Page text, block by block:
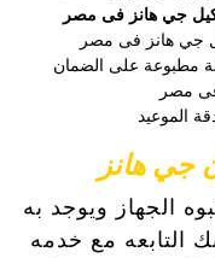
جي هانز فى مصر
جي هانز فى مصر
مطبوعة على الضمان
مصر
الموعيد
الجهاز ويوجد به
التابعه مع خدمه